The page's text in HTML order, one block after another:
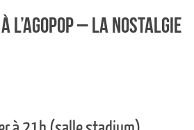
l’Agopop – La nostalgie